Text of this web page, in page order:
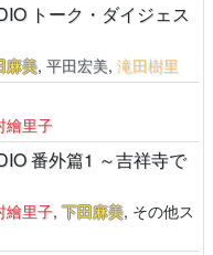
トーク・ダイジェス
麻美, 平田宏美, 滝田樹里
繪里子
番外篇1 ～吉祥寺で
繪里子,下田麻美, その他ス